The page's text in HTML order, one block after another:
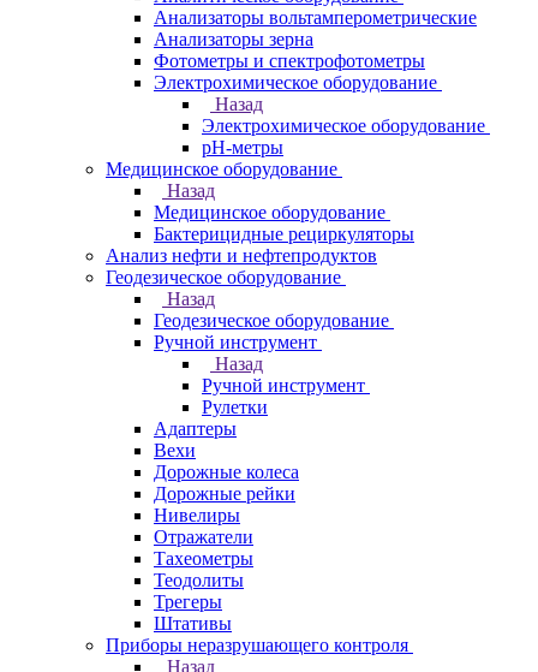
Анализаторы вольтамперометрические
Анализаторы зерна
Фотометры и спектрофотометры
Электрохимическое оборудование
Назад
Электрохимическое оборудование
pH-метры
Медицинское оборудование
Назад
Медицинское оборудование
Бактерицидные рециркуляторы
Анализ нефти и нефтепродуктов
Геодезическое оборудование
Назад
Геодезическое оборудование
Ручной инструмент
Назад
Ручной инструмент
Рулетки
Адаптеры
Вехи
Дорожные колеса
Дорожные рейки
Нивелиры
Отражатели
Тахеометры
Теодолиты
Трегеры
Штативы
Приборы неразрушающего контроля
Назад